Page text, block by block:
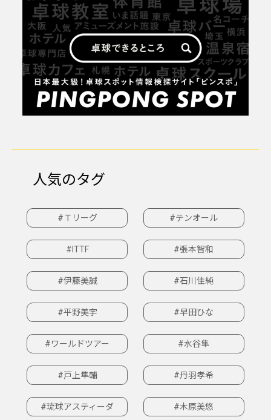
人気のタグ
#Ｔリーグ #テンオール
#ITTF #張本智和
#伊藤美誠 #石川佳純
#平野美宇 #早田ひな
#ワールドツアー #水谷隼
#戸上隼輔 #丹羽孝希
#琉球アスティーダ #木原美悠